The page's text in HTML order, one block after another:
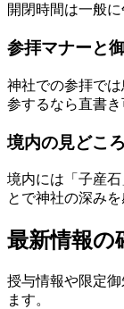
開閉時間は一般
参拝マナーと
神社での参拝で
参するなら直書
境内の見どこ
境内には「子産
とで神社の深み
最新情報の
授与情報や限定
ます。